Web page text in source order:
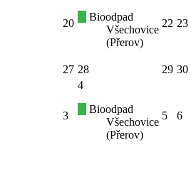
20
Bioodpad
Všechovice
(Přerov)
22 23
27 28 29 30
3
4
Bioodpad
Všechovice
(Přerov)
5 6